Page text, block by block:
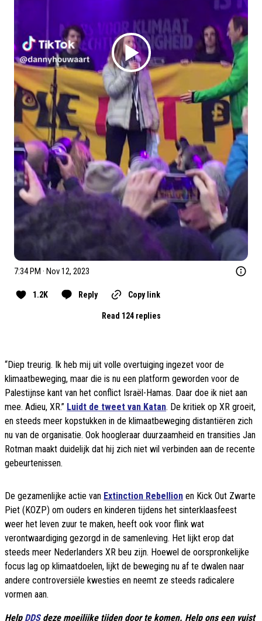
7:34 PM · Nov 12, 2023
1.2K Reply Copy link
Read 124 replies
“Diep treurig. Ik heb mij uit volle overtuiging ingezet voor de
klimaatbeweging, maar die is nu een platform geworden voor de
Palestijnse kant van het conflict Israël-Hamas. Daar doe ik niet aan
mee. Adieu, XR.” Luidt de tweet van Katan. De kritiek op XR groeit,
en steeds meer kopstukken in de klimaatbeweging distantiëren zich
nu van de organisatie. Ook hoogleraar duurzaamheid en transities Jan
Rotman maakt duidelijk dat hij zich niet wil verbinden aan de recente
gebeurtenissen.
De gezamenlijke actie van Extinction Rebellion en Kick Out Zwarte
Piet (KOZP) om ouders en kinderen tijdens het sinterklaasfeest
weer het leven zuur te maken, heeft ook voor flink wat
verontwaardiging gezorgd in de samenleving. Het lijkt erop dat
steeds meer Nederlanders XR beu zijn. Hoewel de oorspronkelijke
focus lag op klimaatdoelen, lijkt de beweging nu af te dwalen naar
andere controversiële kwesties en neemt ze steeds radicalere
vormen aan.
Help DDSdeze moeilijke tijden door te komen. Help ons een vuist